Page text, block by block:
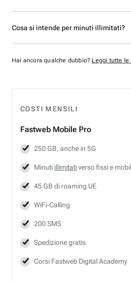
COSTI MENSILI
Fastweb Mobile Pro
250 GB, anche in 5G
Minuti illimitativerso fissi e
45 GB di roaming UE
WiFi-Calling
200 SMS
Spedizione gratis
Corsi Fastweb Digital Academy
Cosa si intende per minuti illimitati?
Hai ancora qualche dubbio? Leggi tutte le